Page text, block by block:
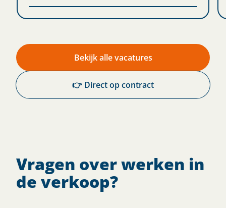
Bekijk alle vacatures
👉 Direct op contract
Vragen over werken in
de verkoop?